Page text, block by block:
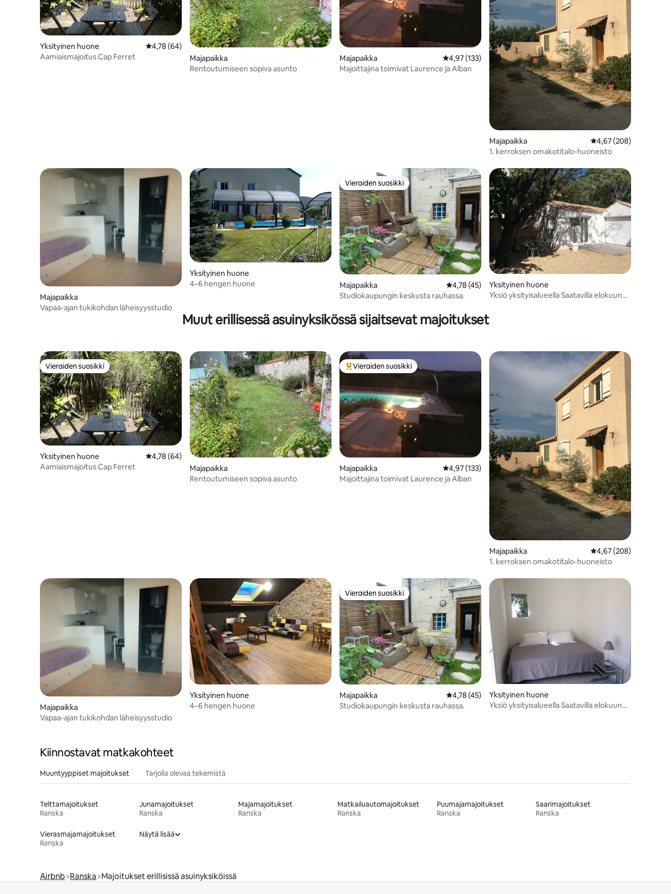
Yksityinen huone Keskimääräinen arvio 4,78/5, 64 arvostelua
4,78 (64)
Aamiaismajoitus Cap Ferret
Majapaikka
Rentoutumiseen sopiva asunto
Majapaikka Keskimääräinen arvio 4,97/5, 133 arvostelua
4,97 (133)
Majoittajina toimivat Laurence ja Alban
Majapaikka Keskimääräinen arvio
4,67 (208)
1. kerroksen omakotitalo-huoneisto
Majapaikka
Vapaa-ajan tukikohdan läheisyysstudio
Yksityinen huone
4–6 hengen huone
Vieraiden suosikki
Vieraiden suosikki
Majapaikka Keskimääräinen arvio 4,78/5, 45 arvostelua
4,78 (45)
Studiokaupungin keskusta rauhassa.
Yksityinen huone
Yksiö yksityisalueella Saatavilla elokuun
Muut erillisessä asuinyksikössä sijaitsevat majoitukset
Vieraiden suosikki
Vieraiden suosikki
Yksityinen huone Keskimääräinen arvio 4,78/5, 64 arvostelua
4,78 (64)
Aamiaismajoitus Cap Ferret
Majapaikka
Rentoutumiseen sopiva asunto
Vieraiden suosikkien parhaimmistoa
Vieraiden suosikki
Majapaikka Keskimääräinen arvio 4,97/5, 133 arvostelua
4,97 (133)
Majoittajina toimivat Laurence ja Alban
Majapaikka Keskimääräinen arvio
4,67 (208)
1. kerroksen omakotitalo-huoneisto
Majapaikka
Vapaa-ajan tukikohdan läheisyysstudio
Yksityinen huone
4–6 hengen huone
Vieraiden suosikki
Vieraiden suosikki
Majapaikka Keskimääräinen arvio 4,78/5, 45 arvostelua
4,78 (45)
Studiokaupungin keskusta rauhassa.
Yksityinen huone
Yksiö yksityisalueella Saatavilla elokuun
Kiinnostavat matkakohteet
Muuntyyppiset majoitukset Tarjolla olevaa tekemistä
Telttamajoitukset
Ranska
Junamajoitukset
Ranska
Majamajoitukset
Ranska
Matkailuautomajoitukset
Ranska
Puumajamajoitukset
Ranska
Saarimajoitukset
Ranska
Vierasmajamajoitukset
Ranska
Näytä lisää
Airbnb Ranska Majoitukset erillisissä asuinyksiköissä